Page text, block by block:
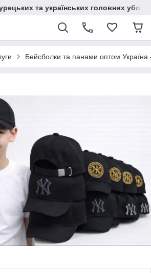
та українських головних
Бейсболки та панами оптом